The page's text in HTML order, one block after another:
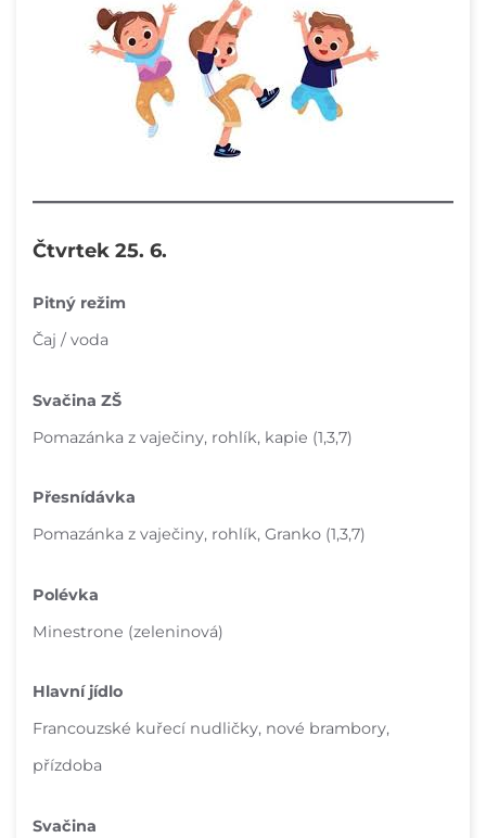
Čtvrtek 25. 6.
Pitný režim
Čaj / voda
Svačina ZŠ
Pomazánka z vaječiny, rohlík, kapie (1,3,7)
Přesnídávka
Pomazánka z vaječiny, rohlík, Granko (1,3,7)
Polévka
Minestrone (zeleninová)
Hlavní jídlo
Francouzské kuřecí nudličky, nové brambory,
přízdoba
Svačina